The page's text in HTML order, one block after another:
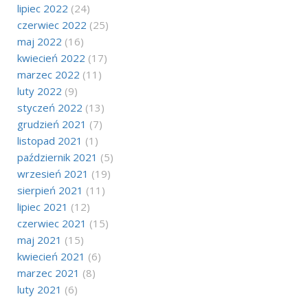
lipiec 2022 (24)
czerwiec 2022 (25)
maj 2022 (16)
kwiecień 2022 (17)
marzec 2022 (11)
luty 2022 (9)
styczeń 2022 (13)
grudzień 2021 (7)
listopad 2021 (1)
październik 2021 (5)
wrzesień 2021 (19)
sierpień 2021 (11)
lipiec 2021 (12)
czerwiec 2021 (15)
maj 2021 (15)
kwiecień 2021 (6)
marzec 2021 (8)
luty 2021 (6)